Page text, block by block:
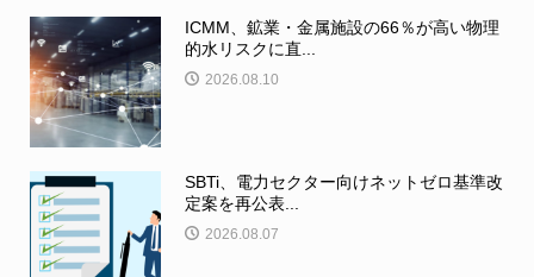
ICMM、鉱業・金属施設の66％が高い物理
的水リスクに直...
2026.08.10
SBTi、電力セクター向けネットゼロ基準改
定案を再公表...
2026.08.07